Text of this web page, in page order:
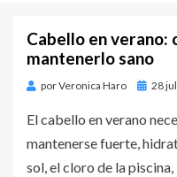
Cabello en verano:
mantenerlo sano
porVeronica Haro 28
El cabello en verano
mantenerse fuerte,
sol, el cloro de la